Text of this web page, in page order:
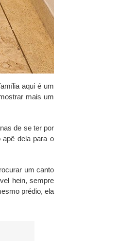
aqui é um
mais um
de se ter por
apê dela para o
um canto
hein, sempre
prédio, ela